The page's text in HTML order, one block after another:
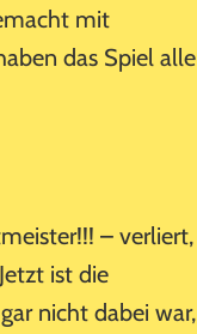
mit
das Spiel alle
– verliert,
ist die
nicht dabei war,